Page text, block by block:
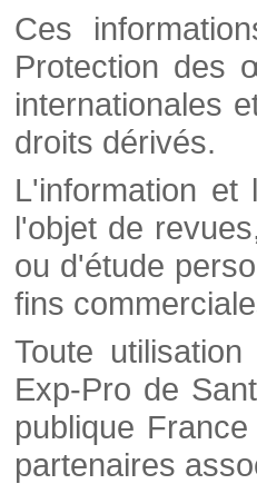
Ces
Protection des
internationales
droits dérivés.
L'information
l'objet de
ou d'étude
fins
Toute
Exp-Pro de
publique
partenaires